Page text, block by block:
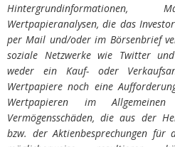
Hintergrundinformationen,
Wertpapieranalysen, die das
per Mail und/oder im Börsenbrief
soziale Netzwerke wie Twitter
weder ein Kauf- oder
Wertpapiere noch eine
Wertpapieren im
Vermögensschäden, die aus der
bzw. der Aktienbesprechungen für